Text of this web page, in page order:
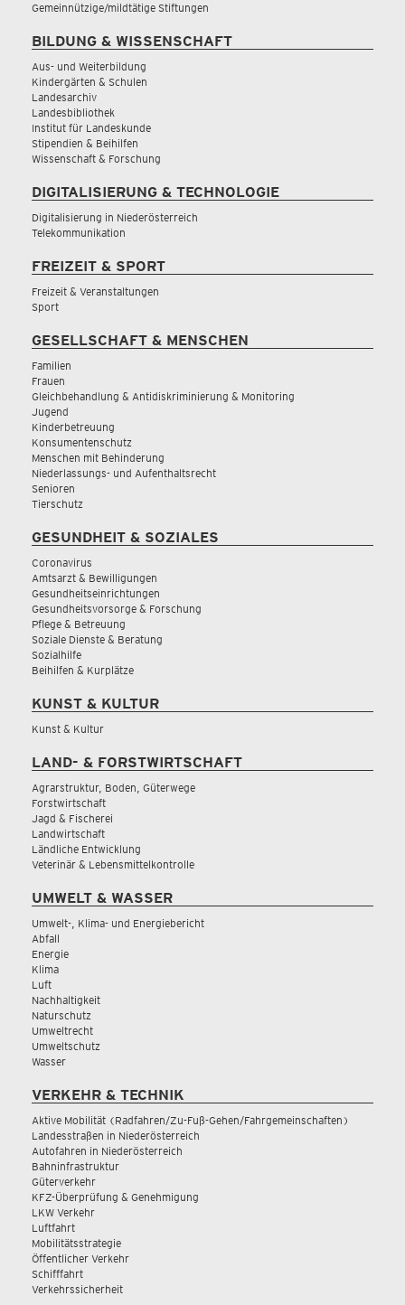
Gemeinnützige/mildtätige Stiftungen
BILDUNG & WISSENSCHAFT
Aus- und Weiterbildung
Kindergärten & Schulen
Landesarchiv
Landesbibliothek
Institut für Landeskunde
Stipendien & Beihilfen
Wissenschaft & Forschung
DIGITALISIERUNG & TECHNOLOGIE
Digitalisierung in Niederösterreich
Telekommunikation
FREIZEIT & SPORT
Freizeit & Veranstaltungen
Sport
GESELLSCHAFT & MENSCHEN
Familien
Frauen
Gleichbehandlung & Antidiskriminierung & Monitoring
Jugend
Kinderbetreuung
Konsumentenschutz
Menschen mit Behinderung
Niederlassungs- und Aufenthaltsrecht
Senioren
Tierschutz
GESUNDHEIT & SOZIALES
Coronavirus
Amtsarzt & Bewilligungen
Gesundheitseinrichtungen
Gesundheitsvorsorge & Forschung
Pflege & Betreuung
Soziale Dienste & Beratung
Sozialhilfe
Beihilfen & Kurplätze
KUNST & KULTUR
Kunst & Kultur
LAND- & FORSTWIRTSCHAFT
Agrarstruktur, Boden, Güterwege
Forstwirtschaft
Jagd & Fischerei
Landwirtschaft
Ländliche Entwicklung
Veterinär & Lebensmittelkontrolle
UMWELT & WASSER
Umwelt-, Klima- und Energiebericht
Abfall
Energie
Klima
Luft
Nachhaltigkeit
Naturschutz
Umweltrecht
Umweltschutz
Wasser
VERKEHR & TECHNIK
Aktive Mobilität (Radfahren/Zu-Fuß-Gehen/Fahrgemeinschaften)
Landesstraßen in Niederösterreich
Autofahren in Niederösterreich
Bahninfrastruktur
Güterverkehr
KFZ-Überprüfung & Genehmigung
LKW Verkehr
Luftfahrt
Mobilitätsstrategie
Öffentlicher Verkehr
Schifffahrt
Verkehrssicherheit